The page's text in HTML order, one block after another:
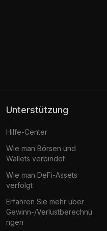
Unterstützung
Hilfe-Center
Wie man Börsen und
Wallets verbindet
Wie man DeFi-Assets
verfolgt
Erfahren Sie mehr über
Gewinn-/Verlustberechnu
ngen